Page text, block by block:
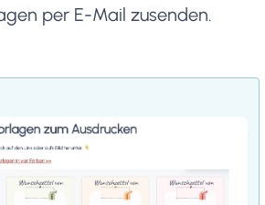
per E-Mail zusenden.